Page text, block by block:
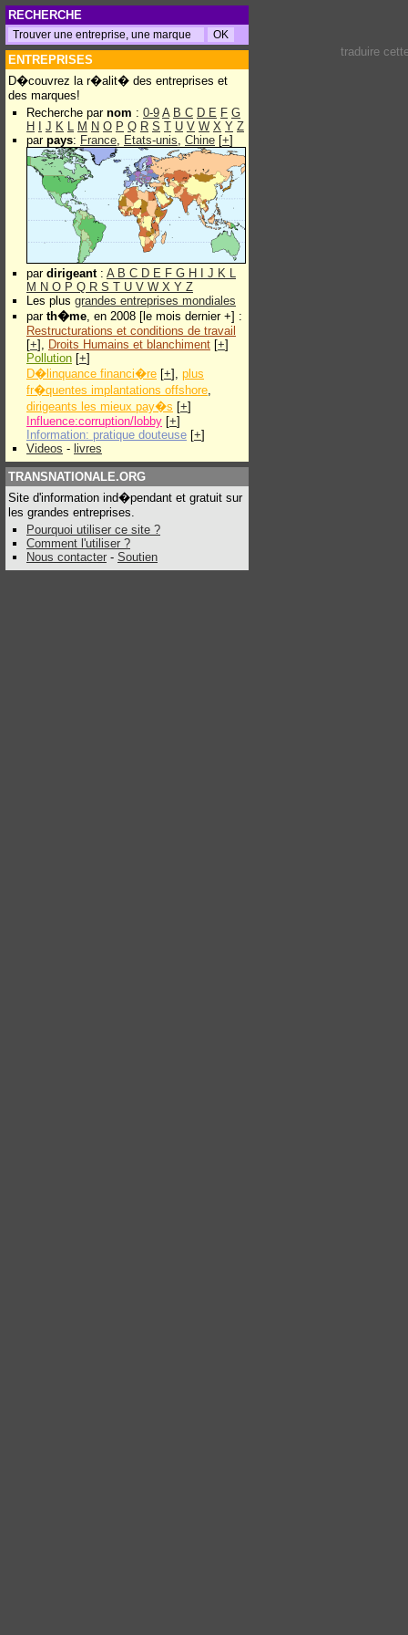
RECHERCHE
ENTREPRISES
D�couvrez la r�alit� des entreprises et
des marques!
Recherche par nom : 0-9 A B C D E F G
H
J K L M N O P Q R S T U V W X Y Z
par pays: France, Etats-unis, Chine [+]
par dirigeant: A B C D E F G H J K L
M N O P Q R S T U V W X Y Z
Les plus grandes entreprises mondiales
par th�me, en 2008 [le mois dernier +] :
Restructurations et conditions de travail
[+], Droits Humains et blanchiment [+]
Pollution [+]
D�linquance financi�re [+], plus
fr�quentes implantations offshore,
dirigeants les mieux pay�s [+]
Influence:corruption/lobby [+]
Information: pratique douteuse [+]
Videos - livres
TRANSNATIONALE.ORG
Site d'information ind�pendant et gratuit sur
les grandes entreprises.
Pourquoi utiliser ce site ?
Comment l'utiliser ?
Nous contacter - Soutien
traduire